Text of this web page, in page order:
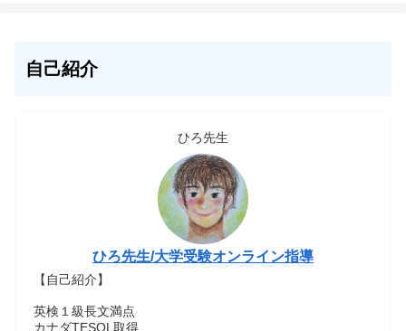
自己紹介
ひろ先生
ひろ先生/大学受験オンライン指導
【自己紹介】
英検１級長文満点
カナダTESOL取得